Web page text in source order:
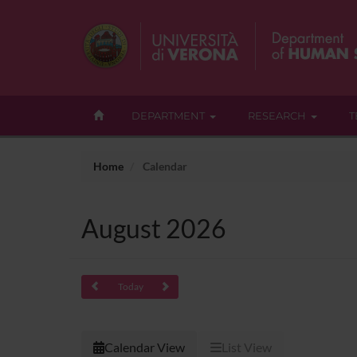
DEPARTMENT RESEARCH
Home Calendar
August 2026
Today
Calendar View List View